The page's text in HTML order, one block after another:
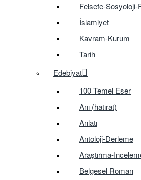
Felsefe-Sosyoloji-
İslamiyet
Kavram-Kurum
Tarih
Edebiyat
100 Temel Eser
Anı (hatırat)
Anlatı
Antoloji-Derleme
Araştırma-
Belgesel Roman